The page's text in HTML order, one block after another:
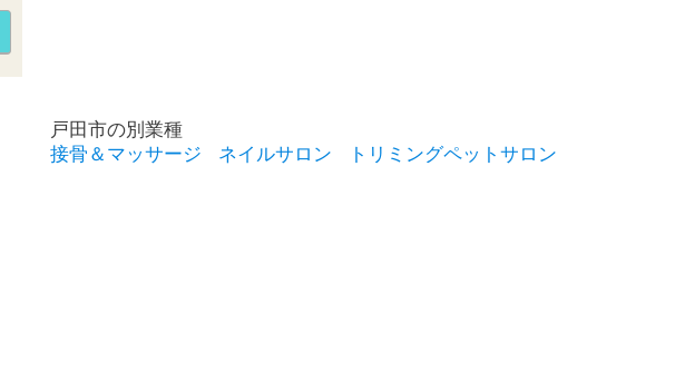
戸田市の別業種
接骨＆マッサージ
ネイルサロン トリミングペットサロン